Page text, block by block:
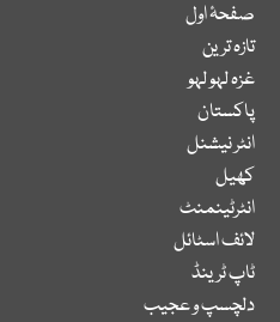
صفحۂ اول
تازہ ترین
غزہ لہو لہو
پاکستان
انٹر نیشنل
کھیل
انٹرٹینمنٹ
لائف اسٹائل
ٹاپ ٹرینڈ
دلچسپ و عجیب